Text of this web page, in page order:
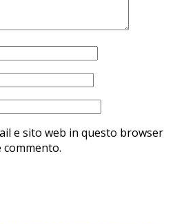
e sito web in questo browser